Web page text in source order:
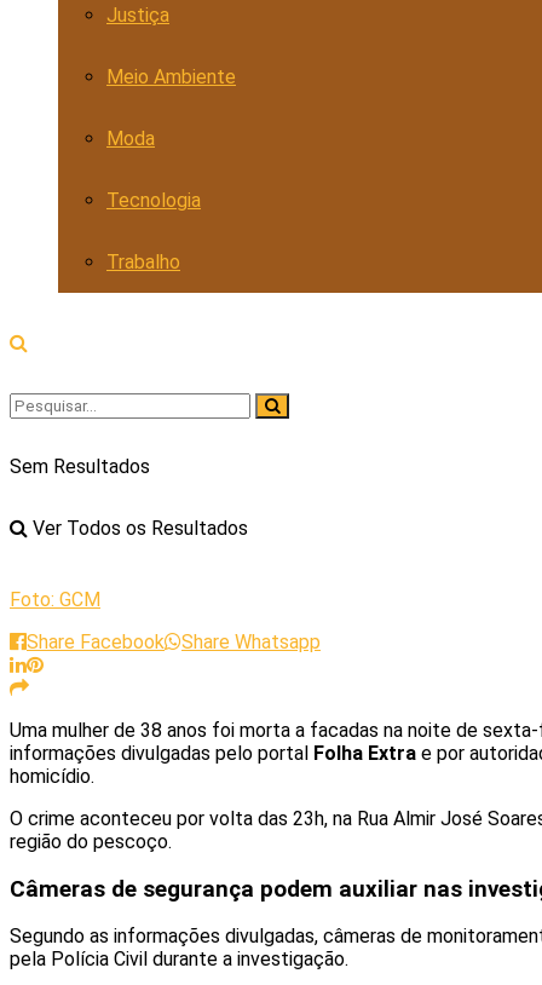
Justiça
Meio Ambiente
Moda
Tecnologia
Trabalho
Sem Resultados
Ver Todos os Resultados
Foto: GCM
Share Facebook
Share Whatsapp
Uma mulher de 38 anos foi morta a facadas na noite de
informações divulgadas pelo portal Folha Extra e por
homicídio.
O crime aconteceu por volta das 23h, na Rua Almir José
região do pescoço.
Câmeras de segurança podem auxiliar nas
Segundo as informações divulgadas, câmeras de
pela Polícia Civil durante a investigação.